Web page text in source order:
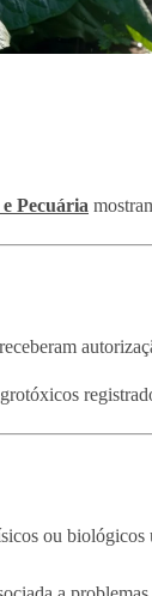
Pecuária
ou biológicos